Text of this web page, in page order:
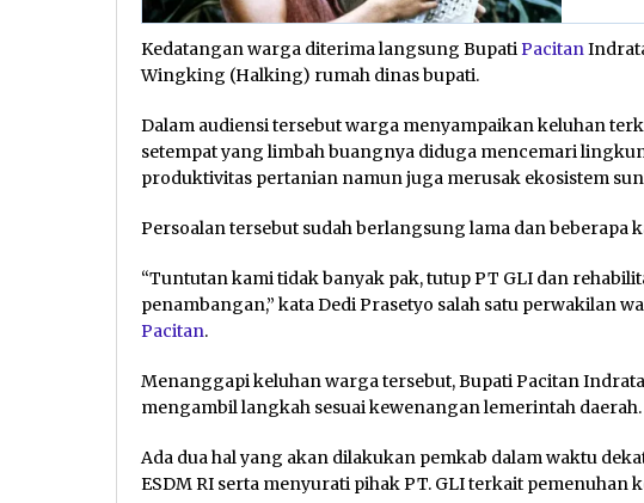
Kedatangan warga diterima langsung BupatiPacitan
Wingking (Halking) rumah dinas bupati.
Dalam audiensi tersebut warga menyampaikan keluhan
setempat yang limbah buangnya diduga mencemari
produktivitas pertanian namun juga merusak ekosistem
Persoalan tersebut sudah berlangsung lama dan beberapa
“Tuntutan kami tidak banyak pak, tutup PT GLI dan
penambangan,” kata Dedi Prasetyo salah satu perwakilan
Pacitan.
Menanggapi keluhan warga tersebut, Bupati Pacitan
mengambil langkah sesuai kewenangan lemerintah daerah.
Ada dua hal yang akan dilakukan pemkab dalam waktu
ESDM RI serta menyurati pihak PT. GLI terkait pemenuhan